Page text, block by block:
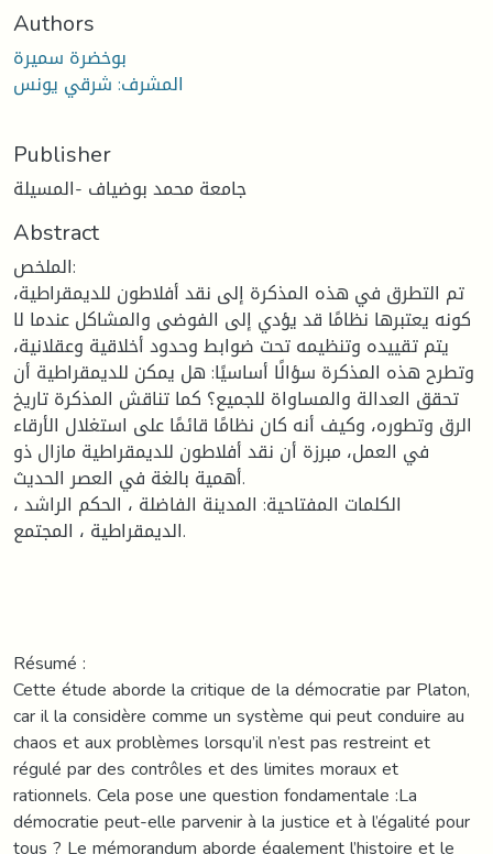
Authors
بوخضرة سميرة
المشرف: شرقي يونس
Publisher
جامعة محمد بوضياف -المسيلة
Abstract
الملخص:
تم التطرق في هذه المذكرة إلى نقد أفلاطون للديمقراطية،
كونه يعتبرها نظامًا قد يؤدي إلى الفوضى والمشاكل عندما لا
يتم تقييده وتنظيمه تحت ضوابط وحدود أخلاقية وعقلانية،
وتطرح هذه المذكرة سؤالًا أساسيًا: هل يمكن للديمقراطية أن
تحقق العدالة والمساواة للجميع؟ كما تناقش المذكرة تاريخ
الرق وتطوره، وكيف أنه كان نظامًا قائمًا على استغلال الأرقاء
في العمل، مبرزة أن نقد أفلاطون للديمقراطية مازال ذو
أهمية بالغة في العصر الحديث.
الكلمات المفتاحية: المدينة الفاضلة ، الحكم الراشد ،
الديمقراطية ، المجتمع.
Résumé :
Cette étude aborde la critique de la démocratie par Platon,
car il la considère comme un système qui peut conduire au
chaos et aux problèmes lorsqu’il n’est pas restreint et
régulé par des contrôles et des limites moraux et
rationnels. Cela pose une question fondamentale :La
démocratie peut-elle parvenir à la justice et à l’égalité pour